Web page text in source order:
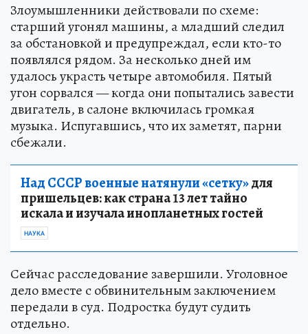
Злоумышленники действовали по схеме:
старший угонял машины, а младший следил
за обстановкой и предупреждал, если кто-то
появлялся рядом. За несколько дней им
удалось украсть четыре автомобиля. Пятый
угон сорвался — когда они попытались завести
двигатель, в салоне включилась громкая
музыка. Испугавшись, что их заметят, парни
сбежали.
Над СССР военные натянули «сетку»для
пришельцев: как страна 13 лет тайно
искала и изучала инопланетных гостей
НАУКА
Сейчас расследование завершили. Уголовное
дело вместе с обвинительным заключением
передали в суд. Подростка будут судить
отдельно.